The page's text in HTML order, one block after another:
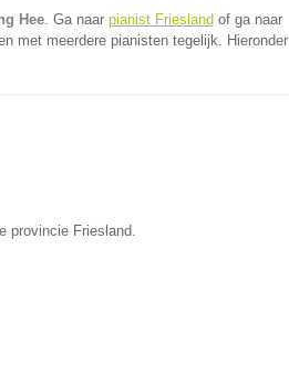
Hee. Ga naar pianist Friesland of ga naar
met meerdere pianisten tegelijk. Hieronder
provincie Friesland.